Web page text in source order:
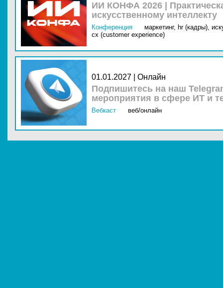
ИИ КОНФА 2026 |
искусственному интеллекту
Конференция маркетинг, hr (кадры),
cx (customer experience)
01.01.2027 | Онлайн
Подпишитесь на наш
мероприятия в сфере ИТ и
Вебкаст веб/онлайн